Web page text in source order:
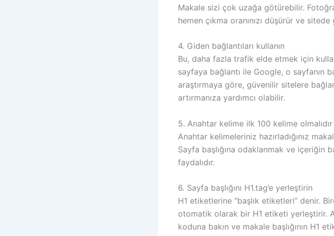
Makale sizi çok uzağa götürebilir.
hemen çıkma oranınızı düşürür ve
4. Giden bağlantıları kullanın
Bu, daha fazla trafik elde etmek için
sayfaya bağlantı ile Google, o sayfanın
araştırmaya göre, güvenilir sitelere
artırmanıza yardımcı olabilir.
5. Anahtar kelime ilk 100 kelime olmalıdır
Anahtar kelimeleriniz hazırladığınız
Sayfa başlığına odaklanmak ve içeriğin
faydalıdır.
6. Sayfa başlığını H1.tag’e yerleştirin
H1 etiketlerine “başlık etiketleri” denir.
otomatik olarak bir H1 etiketi yerleştirir.
koduna bakın ve makale başlığının H1